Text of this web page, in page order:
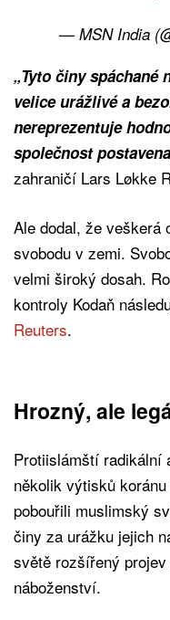
— MSN India
„Tyto činy spáchané
velice urážlivé a
nereprezentuje
společnost
zahraničí Lars Løkke
Ale dodal, že
svobodu v zemi.
velmi široký dosah.
kontroly Kodaň
Reuters.
Hrozný, ale
Protiislámští radikální
několik výtisků
pobouřili muslimský
činy za urážku jejich
světě rozšířený
náboženství.